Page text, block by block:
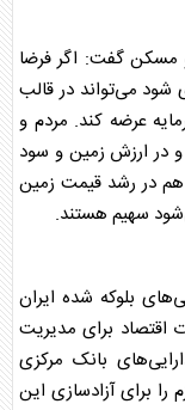
مسکن گفت: اگر فرضا
می‌تواند در قالب
عرضه کند. مردم و
و در ارزش زمین و سود
هم در رشد قیمت زمین
سهیم هستند.
بلوکه شده ایران
اقتصاد برای مدیریت
بانک مرکزی
برای آزادسازی این